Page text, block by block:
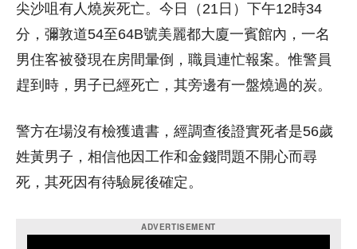
尖沙咀有人燒炭死亡。今日（21日）下午12時34
分，彌敦道54至64B號美麗都大廈一賓館內，一名
男住客被發現在房間暈倒，職員連忙報案。惟警員
趕到時，男子已經死亡，其旁邊有一盤燒過的炭。
警方在場沒有檢獲遺書，經調查後證實死者是56歲
姓黃男子，相信他因工作和金錢問題不開心而尋
死，其死因有待驗屍後確定。